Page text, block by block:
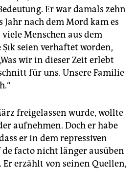
Er war damals zehn
Jahr nach dem Mord kam es
Menschen aus dem
seien verhaftet worden,
wir in dieser Zeit erlebt
für uns. Unsere Familie
freigelassen wurde, wollte
aufnehmen. Doch er habe
er in dem repressiven
facto nicht länger ausüben
erzählt von seinen Quellen,